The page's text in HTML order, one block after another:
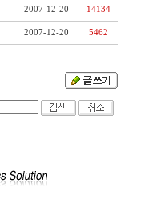
2007-12-20 14134
2007-12-20 5462